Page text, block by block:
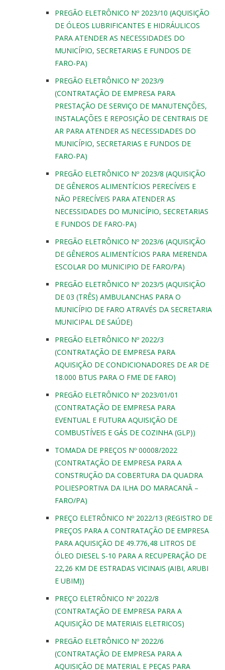
PREGÃO ELETRÔNICO Nº 2023/10 (AQUISIÇÃO
DE ÓLEOS LUBRIFICANTES E HIDRÁULICOS
PARA ATENDER AS NECESSIDADES DO
MUNICÍPIO, SECRETARIAS E FUNDOS DE
FARO-PA)
PREGÃO ELETRÔNICO Nº 2023/9
(CONTRATAÇÃO DE EMPRESA PARA
PRESTAÇÃO DE SERVIÇO DE MANUTENÇÕES,
INSTALAÇÕES E REPOSIÇÃO DE CENTRAIS DE
AR PARA ATENDER AS NECESSIDADES DO
MUNICÍPIO, SECRETARIAS E FUNDOS DE
FARO-PA)
PREGÃO ELETRÔNICO Nº 2023/8 (AQUISIÇÃO
DE GÊNEROS ALIMENTÍCIOS PERECÍVEIS E
NÃO PERECÍVEIS PARA ATENDER AS
NECESSIDADES DO MUNICÍPIO, SECRETARIAS
E FUNDOS DE FARO-PA)
PREGÃO ELETRÔNICO Nº 2023/6 (AQUISIÇÃO
DE GÊNEROS ALIMENTÍCIOS PARA MERENDA
ESCOLAR DO MUNICIPIO DE FARO/PA)
PREGÃO ELETRÔNICO Nº 2023/5 (AQUISIÇÃO
DE 03 (TRÊS) AMBULANCHAS PARA O
MUNICÍPIO DE FARO ATRAVÉS DA SECRETARIA
MUNICIPAL DE SAÚDE)
PREGÃO ELETRÔNICO Nº 2022/3
(CONTRATAÇÃO DE EMPRESA PARA
AQUISIÇÃO DE CONDICIONADORES DE AR DE
18.000 BTUS PARA O FME DE FARO)
PREGÃO ELETRÔNICO Nº 2023/01/01
(CONTRATAÇÃO DE EMPRESA PARA
EVENTUAL E FUTURA AQUISIÇÃO DE
COMBUSTÍVEIS E GÁS DE COZINHA (GLP))
TOMADA DE PREÇOS Nº 00008/2022
(CONTRATAÇÃO DE EMPRESA PARA A
CONSTRUÇÃO DA COBERTURA DA QUADRA
POLIESPORTIVA DA ILHA DO MARACANÃ –
FARO/PA)
PREÇO ELETRÔNICO Nº 2022/13 (REGISTRO DE
PREÇOS PARA A CONTRATAÇÃO DE EMPRESA
PARA AQUISIÇÃO DE 49.776,48 LITROS DE
ÓLEO DIESEL S-10 PARA A RECUPERAÇÃO DE
22,26 KM DE ESTRADAS VICINAIS (AIBI, ARUBI
E UBIM))
PREÇO ELETRÔNICO Nº 2022/8
(CONTRATAÇÃO DE EMPRESA PARA A
AQUISIÇÃO DE MATERIAIS ELETRICOS)
PREGÃO ELETRÔNICO Nº 2022/6
(CONTRATAÇÃO DE EMPRESA PARA A
AQUISIÇÃO DE MATERIAL E PEÇAS PARA